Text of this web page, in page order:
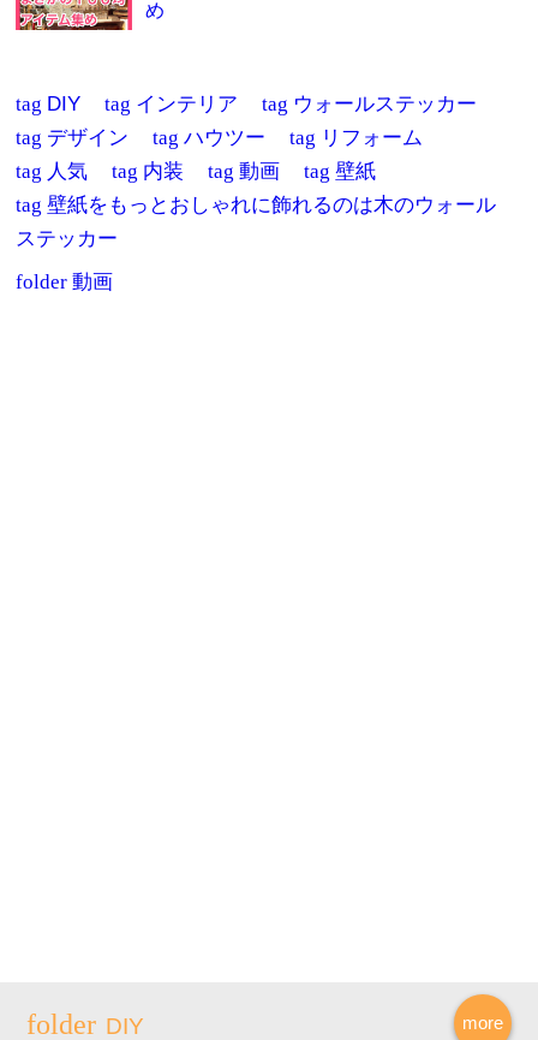
め
tag DIY tag インテリア tag ウォールステッカー
tag デザイン tagハウツー tag リフォーム
tag 人気 tag 内装 tag動画 tag壁紙
tag壁紙をもっとおしゃれに飾れるのは木のウォール
ステッカー
folder動画
more
DIY